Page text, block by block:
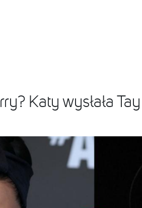
Katy wysłała